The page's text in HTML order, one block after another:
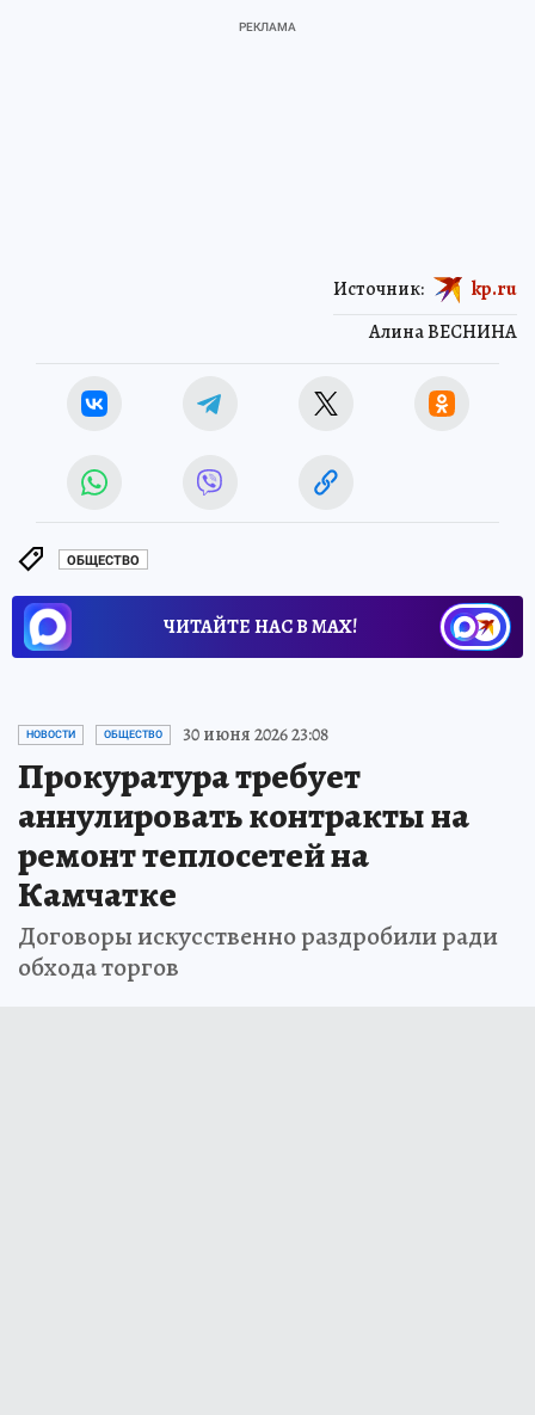
Алина ВЕСНИНА
Источник: kp.ru
ОБЩЕСТВО
ЧИТАЙТЕ НАС В МАХ!
НОВОСТИ ОБЩЕСТВО 30 июня 2026 23:08
Прокуратура требует
аннулировать контракты на
ремонт теплосетей на
Камчатке
Договоры искусственно раздробили ради
обхода торгов